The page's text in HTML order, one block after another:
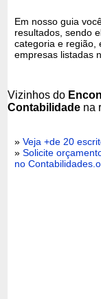
Em nosso guia
resultados, sendo
categoria e região,
empresas listadas
Vizinhos do
Contabilidade na
»Veja +de 20
»Solicite
no